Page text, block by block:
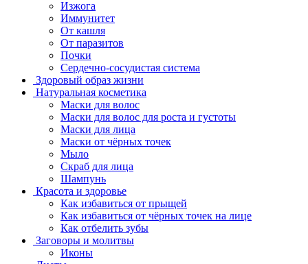
Изжога
Иммунитет
От кашля
От паразитов
Почки
Сердечно-сосудистая система
Здоровый образ жизни
Натуральная косметика
Маски для волос
Маски для волос для роста и густоты
Маски для лица
Маски от чёрных точек
Мыло
Скраб для лица
Шампунь
Красота и здоровье
Как избавиться от прыщей
Как избавиться от чёрных точек на лице
Как отбелить зубы
Заговоры и молитвы
Иконы